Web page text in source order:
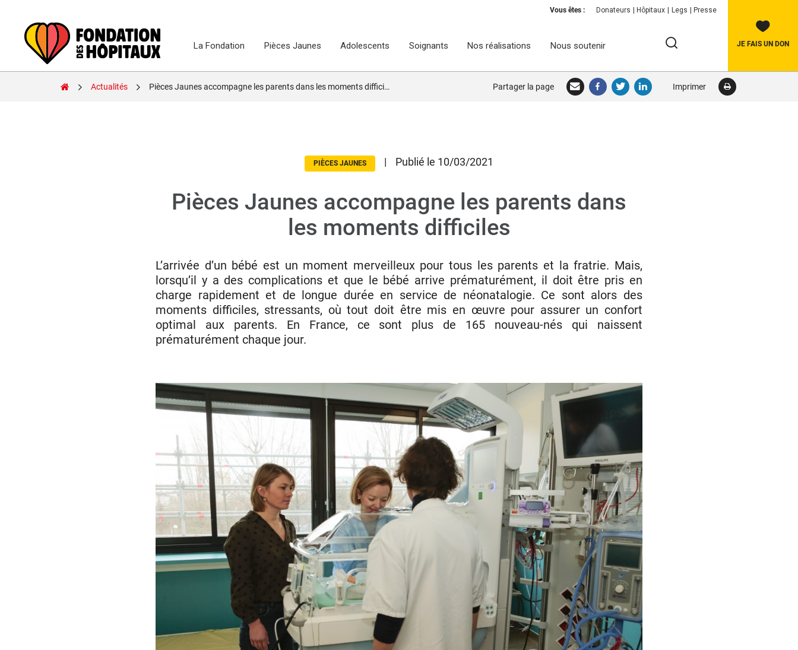
Vous êtes : Donateurs Hôpitaux Legs Presse
La Fondation Pièces Jaunes Adolescents Soignants Nos réalisations Nous soutenir
RECHERCHER
JE FAIS UN DON
Actualités Pièces Jaunes accompagne les parents dans les moments difficiles Partager la page Imprimer
PIÈCES JAUNES | Publié le 10/03/2021
Pièces Jaunes accompagne les parents dans
les moments difficiles
L’arrivée d’un bébé est un moment merveilleux pour tous les parents et la fratrie. Mais,
lorsqu’il y a des complications et que le bébé arrive prématurément, il doit être pris en
charge rapidement et de longue durée en service de néonatalogie. Ce sont alors des
moments difficiles, stressants, où tout doit être mis en œuvre pour assurer un confort
optimal aux parents. En France, ce sont plus de 165 nouveau-nés qui naissent
prématurément chaque jour.